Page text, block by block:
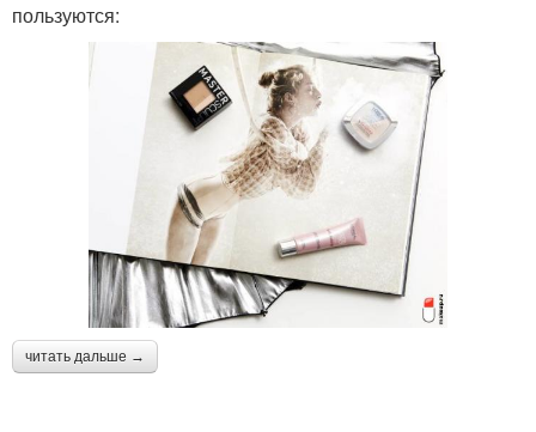
пользуются:
читать дальше →